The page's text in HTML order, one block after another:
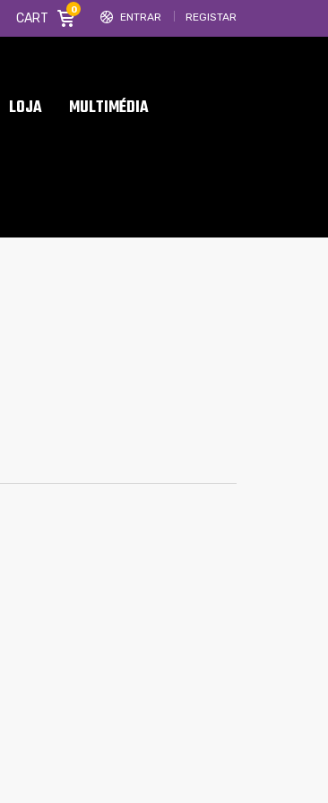
ENTRAR REGISTAR
CART
0
LOJA MULTIMÉDIA